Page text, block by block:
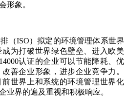
形象。
（ISO）拟定的环境管理体系世界
成为打破世界绿色壁垒、进入欧美
认证的企业可以节能降耗、优
善企业形象，进步企业竞争力。
前世界上和系统的环境管理世界化
业界的遍及重视和积极响应。